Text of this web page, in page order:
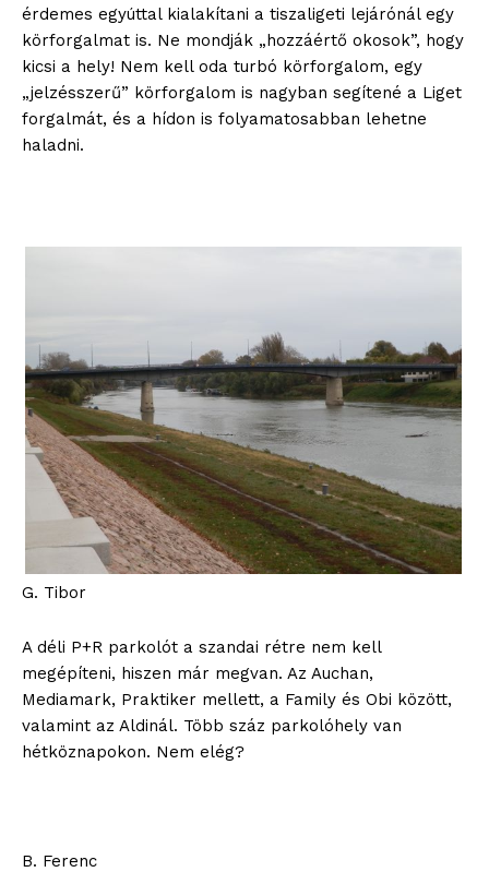
blogSZOLNOK
szubjektív élményportál
ELŐFIZETÉS
Hasznos
bSZ fiók
Előfizetés
Kapcsolat
Adatkezelési tájékoztató
érdemes egyúttal kialakítani a tiszaligeti lejárónál egy
körforgalmat is. Ne mondják „hozzáértő okosok”, hogy
kicsi a hely! Nem kell oda turbó körforgalom, egy
„jelzésszerű” körforgalom is nagyban segítené a Liget
forgalmát, és a hídon is folyamatosabban lehetne
haladni.
G. Tibor
A déli P+R parkolót a szandai rétre nem kell
megépíteni, hiszen már megvan. Az Auchan,
Mediamark, Praktiker mellett, a Family és Obi között,
valamint az Aldinál. Több száz parkolóhely van
hétköznapokon. Nem elég?
B. Ferenc